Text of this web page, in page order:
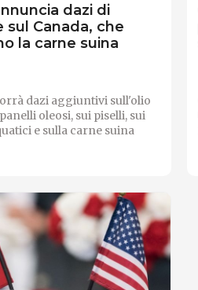
dazi di
sul Canada, che
la carne suina
dazi aggiuntivi sull'olio
oleosi, sui piselli, sui
e sulla carne suina